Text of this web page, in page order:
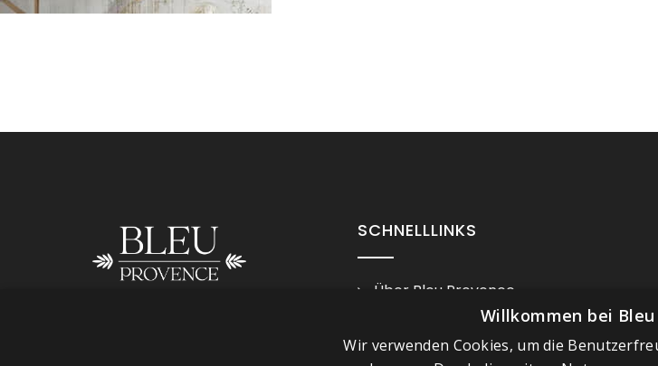
SCHNELLLINKS
Über Bleu Provence
Geschäftsbedingungen
Willkommen bei Bleu
Wir verwenden Cookies, um die